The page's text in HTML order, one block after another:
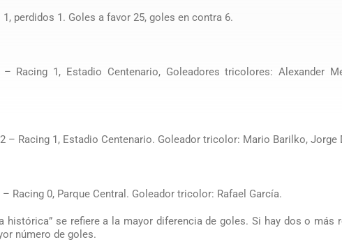
perdidos 1. Goles a favor 25, goles en contra 6.
Racing 1, Estadio Centenario, Goleadores tricolores: Alexander
– Racing 1, Estadio Centenario. Goleador tricolor: Mario Barilko, Jorge
Racing 0, Parque Central. Goleador tricolor: Rafael García.
histórica” se refiere a la mayor diferencia de goles. Si hay dos o más
número de goles.